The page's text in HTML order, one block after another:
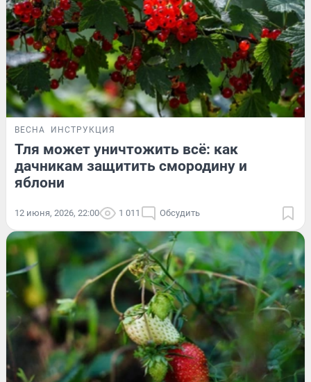
ВЕСНА ИНСТРУКЦИЯ
Тля может уничтожить всё: как
дачникам защитить смородину и
яблони
12 июня, 2026, 22:00 1 011 Обсудить